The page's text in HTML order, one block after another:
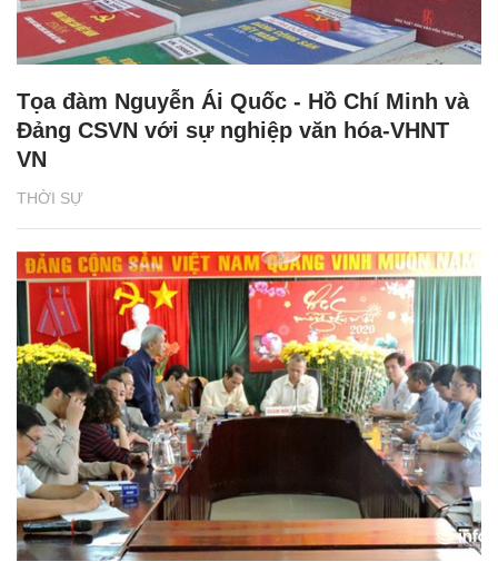
THỜI SỰ
Tọa đàm Nguyễn Ái Quốc - Hồ Chí Minh và
Đảng CSVN với sự nghiệp văn hóa-VHNT
VN